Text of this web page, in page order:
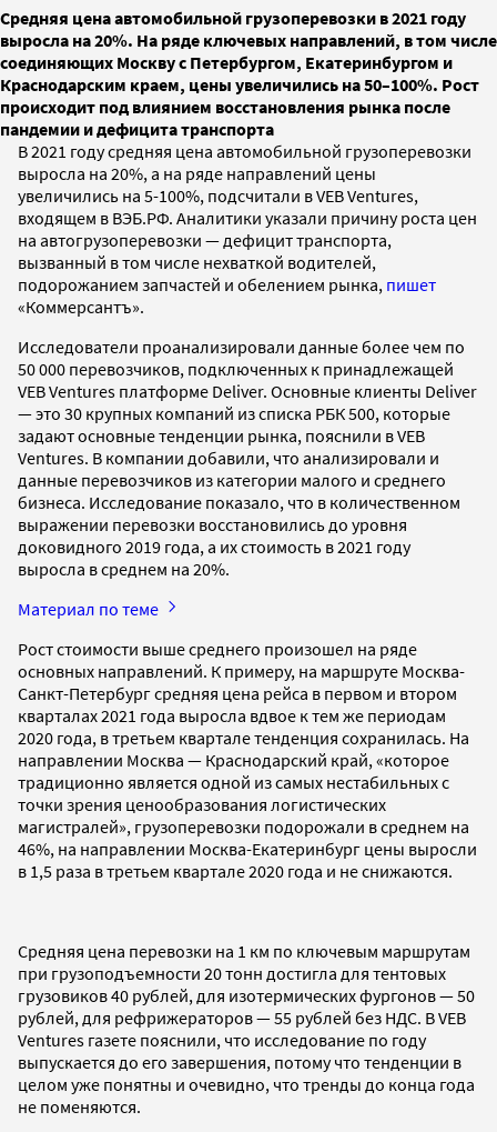
Средняя цена автомобильной грузоперевозки в 2021 году
выросла на 20%. На ряде ключевых направлений, в том числе
соединяющих Москву с Петербургом, Екатеринбургом и
Краснодарским краем, цены увеличились на 50–100%. Рост
происходит под влиянием восстановления рынка после
пандемии и дефицита транспорта
В 2021 году средняя цена автомобильной грузоперевозки
выросла на 20%, а на ряде направлений цены
увеличились на 5-100%, подсчитали в VEB Ventures,
входящем в ВЭБ.РФ. Аналитики указали причину роста цен
на автогрузоперевозки — дефицит транспорта,
вызванный в том числе нехваткой водителей,
подорожанием запчастей и обелением рынка, пишет
«Коммерсантъ».
Исследователи проанализировали данные более чем по
50 000 перевозчиков, подключенных к принадлежащей
VEB Ventures платформе Deliver. Основные клиенты Deliver
— это 30 крупных компаний из списка РБК 500, которые
задают основные тенденции рынка, пояснили в VEB
Ventures. В компании добавили, что анализировали и
данные перевозчиков из категории малого и среднего
бизнеса. Исследование показало, что в количественном
выражении перевозки восстановились до уровня
доковидного 2019 года, а их стоимость в 2021 году
выросла в среднем на 20%.
Материал по теме
Рост стоимости выше среднего произошел на ряде
основных направлений. К примеру, на маршруте Москва-
Санкт-Петербург средняя цена рейса в первом и втором
кварталах 2021 года выросла вдвое к тем же периодам
2020 года, в третьем квартале тенденция сохранилась. На
направлении Москва — Краснодарский край, «которое
традиционно является одной из самых нестабильных с
точки зрения ценообразования логистических
магистралей», грузоперевозки подорожали в среднем на
46%, на направлении Москва-Екатеринбург цены выросли
в 1,5 раза в третьем квартале 2020 года и не снижаются.
Средняя цена перевозки на 1 км по ключевым маршрутам
при грузоподъемности 20 тонн достигла для тентовых
грузовиков 40 рублей, для изотермических фургонов — 50
рублей, для рефрижераторов — 55 рублей без НДС. В VEB
Ventures газете пояснили, что исследование по году
выпускается до его завершения, потому что тенденции в
целом уже понятны и очевидно, что тренды до конца года
не поменяются.